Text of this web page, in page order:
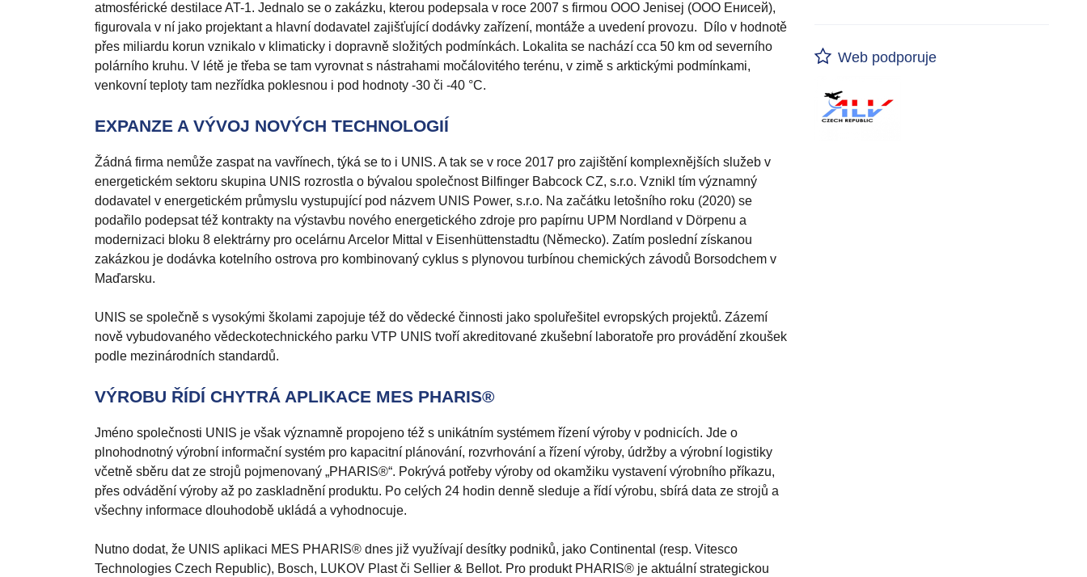
atmosférické destilace AT-1. Jednalo se o zakázku, kterou podepsala v roce 2007 s firmou OOO Jenisej (OOO Енисей),
figurovala v ní jako projektant a hlavní dodavatel zajišťující dodávky zařízení, montáže a uvedení provozu. Dílo v hodnotě
přes miliardu korun vznikalo v klimaticky i dopravně složitých podmínkách. Lokalita se nachází cca 50 km od severního
polárního kruhu. V létě je třeba se tam vyrovnat s nástrahami močálovitého terénu, v zimě s arktickými podmínkami,
venkovní teploty tam nezřídka poklesnou i pod hodnoty -30 či -40 °C.
EXPANZE A VÝVOJ NOVÝCH TECHNOLOGIÍ
Žádná firma nemůže zaspat na vavřínech, týká se to i UNIS. A tak se v roce 2017 pro zajištění komplexnějších služeb v
energetickém sektoru skupina UNIS rozrostla o bývalou společnost Bilfinger Babcock CZ, s.r.o. Vznikl tím významný
dodavatel v energetickém průmyslu vystupující pod názvem UNIS Power, s.r.o. Na začátku letošního roku (2020) se
podařilo podepsat též kontrakty na výstavbu nového energetického zdroje pro papírnu UPM Nordland v Dörpenu a
modernizaci bloku 8 elektrárny pro ocelárnu Arcelor Mittal v Eisenhüttenstadtu (Německo). Zatím poslední získanou
zakázkou je dodávka kotelního ostrova pro kombinovaný cyklus s plynovou turbínou chemických závodů Borsodchem v
Maďarsku.
UNIS se společně s vysokými školami zapojuje též do vědecké činnosti jako spoluřešitel evropských projektů. Zázemí
nově vybudovaného vědeckotechnického parku VTP UNIS tvoří akreditované zkušební laboratoře pro provádění zkoušek
podle mezinárodních standardů.
VÝROBU ŘÍDÍ CHYTRÁ APLIKACE MES PHARIS®
Jméno společnosti UNIS je však významně propojeno též s unikátním systémem řízení výroby v podnicích. Jde o
plnohodnotný výrobní informační systém pro kapacitní plánování, rozvrhování a řízení výroby, údržby a výrobní logistiky
včetně sběru dat ze strojů pojmenovaný „PHARIS®“. Pokrývá potřeby výroby od okamžiku vystavení výrobního příkazu,
přes odvádění výroby až po zaskladnění produktu. Po celých 24 hodin denně sleduje a řídí výrobu, sbírá data ze strojů a
všechny informace dlouhodobě ukládá a vyhodnocuje.
Nutno dodat, že UNIS aplikaci MES PHARIS® dnes již využívají desítky podniků, jako Continental (resp. Vitesco
Technologies Czech Republic), Bosch, LUKOV Plast či Sellier & Bellot. Pro produkt PHARIS® je aktuální strategickou
Web podporuje